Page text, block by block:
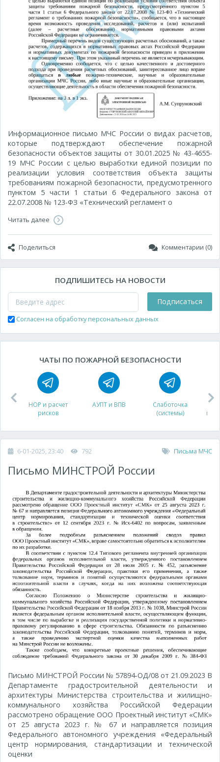
Информационное письмо МЧС России о видах расчетов,
которые подтверждают обеспечение пожарной
безопасности объектов защиты от 30.01.2025 № 43-4655-
19 МЧС России с целью выработки единой позиции по
реализации условия соответствия объекта защиты
требованиям пожарной безопасности, предусмотренного
пунктом 5 части 1 статьи 6 Федерального закона от
22.07.2008 № 123-ФЗ «Технический регламент о
Читать далее
Поделиться Комментарии (0)
ПОДПИШИТЕСЬ НА НОВОСТИ
Подписаться
Согласен на обработку персональных данных
ЧАТЫ ПО ПОЖАРНОЙ БЕЗОПАСНОСТИ
НОР и расчет
рисков
АУПТ и ВПВ
Слаботочка
(системы)
6-01-2025, 23:40 792 Письма МЧС
Письмо МИНСТРОЙ России
Письмо МИНСТРОЙ России № 57894-ОД/08 от 21.09.2023 В
Департаменте градостроительной деятельности и
архитектуры Министерства строительства и жилищно-
коммунального хозяйства Российской Федерации
рассмотрено обращение ООО Проектный институт «СМК»
от 25 августа 2023 г. № 67 и направляется позиция
Федерального автономного учреждения «Федеральный
центр нормирования, стандартизации и технической
оценки